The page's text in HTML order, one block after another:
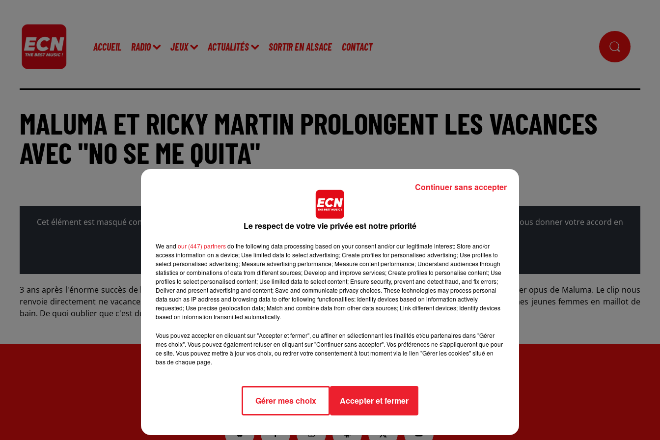
ACCUEIL RADIO JEUX ACTUALITÉS SORTIR EN ALSACE CONTACT
MALUMA ET RICKY MARTIN PROLONGENT LES VACANCES
AVEC "NO SE ME QUITA"
Cet élément est masqué compte-tenu du refus du dépôt de cookies que vous avez exprimé. Si vous souhaitez l'afficher, merci de nous donner votre accord en
cliquant sur le bouton ci-dessous.
Afficher l'élément
3 ans après l'énorme succès de leur dernier duo "Vente Pa'Ca", les deux stars se retrouvent sur "No se me quita" qui figure sur le dernier opus de Maluma. Le clip nous
renvoie directement ne vacances, les deux hommes sont sur une plage devant un immense chateau de sable et entourés de sublimes jeunes femmes en maillot de
bain. De quoi oublier que c'est déjà la rentrée !
JEUX ACTUALITÉS SORTIR EN ALSACE
Le respect de votre vie privée est notre priorité
We and our (447) partnersdo the following data processing based on your consent and/or our legitimate interest: Store and/or
access information on a device; Use limited data to select advertising; Create profiles for personalised advertising; Use profiles to
select personalised advertising; Measure advertising performance; Measure content performance; Understand audiences through
statistics or combinations of data from different sources; Develop and improve services; Create profiles to personalise content; Use
profiles to select personalised content; Use limited data to select content; Ensure security, prevent and detect fraud, and fix errors;
Deliver and present advertising and content; Save and communicate privacy choices. These technologies may process personal
data such as IP address and browsing data to offer following functionalities: Identify devices based on information actively
requested; Use precise geolocation data; Match and combine data from other data sources; Link different devices; Identify devices
based on information transmitted automatically.
Vous pouvez accepter en cliquant sur "Accepter et fermer", ou affiner en sélectionnant les finalités et/ou partenaires dans "Gérer
mes choix". Vous pouvez également refuser en cliquant sur "Continuer sans accepter". Vos préférences ne s'appliqueront que pour
ce site. Vous pouvez mettre à jour vos choix, ou retirer votre consentement à tout moment via le lien "Gérer les cookies" situé en
bas de chaque page.
Gérer mes choix Accepter et fermer
Continuer sans accepter